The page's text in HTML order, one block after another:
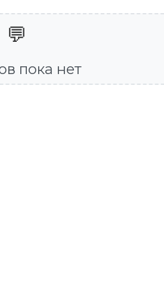
💬
пока нет